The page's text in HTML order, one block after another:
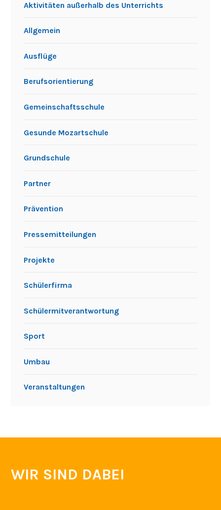
Aktivitäten außerhalb des Unterrichts
Allgemein
Ausflüge
Berufsorientierung
Gemeinschaftsschule
Gesunde Mozartschule
Grundschule
Partner
Prävention
Pressemitteilungen
Projekte
Schülerfirma
Schülermitverantwortung
Sport
Umbau
Veranstaltungen
WIR SIND DABEI